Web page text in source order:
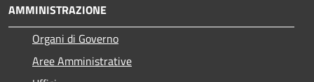
AMMINISTRAZIONE
Organi di Governo
Aree Amministrative